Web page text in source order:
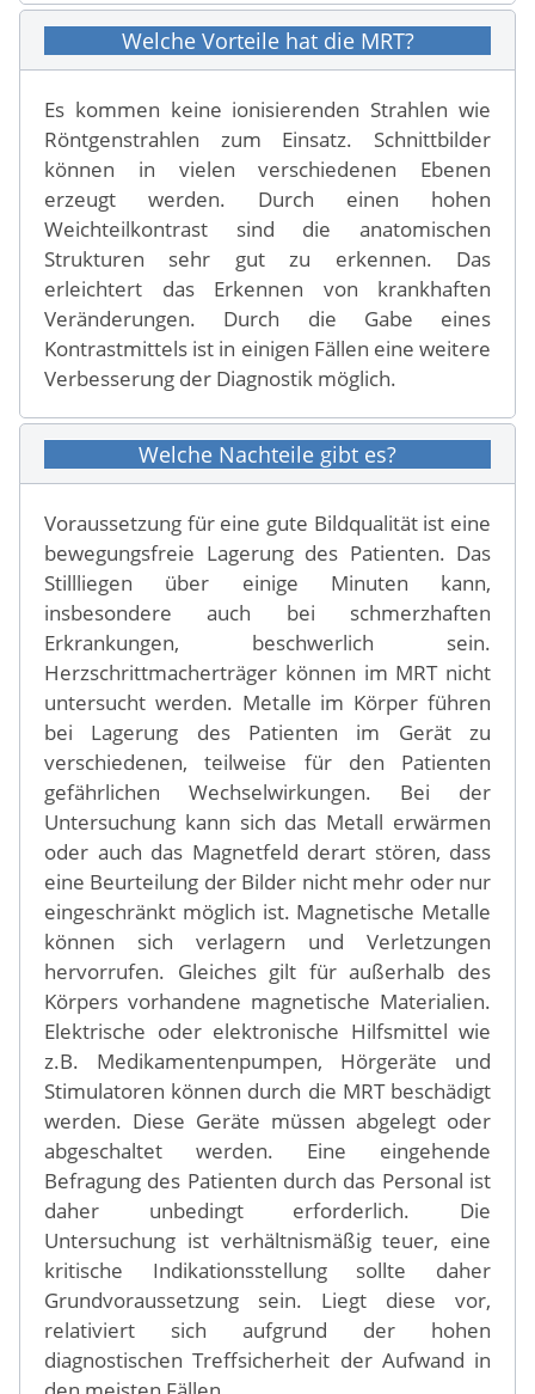
Welche Vorteile hat die MRT?
Es kommen keine ionisierenden Strahlen wie
Röntgenstrahlen zum Einsatz. Schnittbilder
können in vielen verschiedenen Ebenen
erzeugt werden. Durch einen hohen
Weichteilkontrast sind die anatomischen
Strukturen sehr gut zu erkennen. Das
erleichtert das Erkennen von krankhaften
Veränderungen. Durch die Gabe eines
Kontrastmittels ist in einigen Fällen eine weitere
Verbesserung der Diagnostik möglich.
Welche Nachteile gibt es?
Voraussetzung für eine gute Bildqualität ist eine
bewegungsfreie Lagerung des Patienten. Das
Stillliegen über einige Minuten kann,
insbesondere auch bei schmerzhaften
Erkrankungen, beschwerlich sein.
Herzschrittmacherträger können im MRT nicht
untersucht werden. Metalle im Körper führen
bei Lagerung des Patienten im Gerät zu
verschiedenen, teilweise für den Patienten
gefährlichen Wechselwirkungen. Bei der
Untersuchung kann sich das Metall erwärmen
oder auch das Magnetfeld derart stören, dass
eine Beurteilung der Bilder nicht mehr oder nur
eingeschränkt möglich ist. Magnetische Metalle
können sich verlagern und Verletzungen
hervorrufen. Gleiches gilt für außerhalb des
Körpers vorhandene magnetische Materialien.
Elektrische oder elektronische Hilfsmittel wie
z.B. Medikamentenpumpen, Hörgeräte und
Stimulatoren können durch die MRT beschädigt
werden. Diese Geräte müssen abgelegt oder
abgeschaltet werden. Eine eingehende
Befragung des Patienten durch das Personal ist
daher unbedingt erforderlich. Die
Untersuchung ist verhältnismäßig teuer, eine
kritische Indikationsstellung sollte daher
Grundvoraussetzung sein. Liegt diese vor,
relativiert sich aufgrund der hohen
diagnostischen Treffsicherheit der Aufwand in